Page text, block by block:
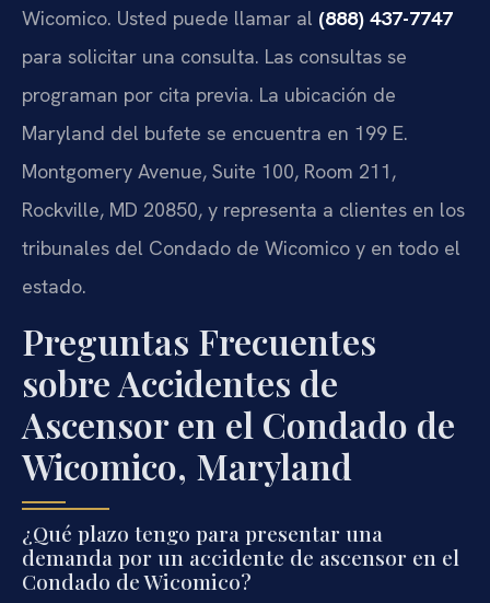
Wicomico. Usted puede llamar al (888) 437-7747
para solicitar una consulta. Las consultas se
programan por cita previa. La ubicación de
Maryland del bufete se encuentra en 199 E.
Montgomery Avenue, Suite 100, Room 211,
Rockville, MD 20850, y representa a clientes en los
tribunales del Condado de Wicomico y en todo el
estado.
Preguntas Frecuentes
sobre Accidentes de
Ascensor en el Condado de
Wicomico, Maryland
¿Qué plazo tengo para presentar una
demanda por un accidente de ascensor en el
Condado de Wicomico?